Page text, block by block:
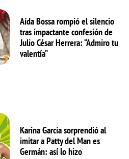
Aída Bossa rompió el silencio
tras impactante confesión de
Julio César Herrera: “Admiro tu
valentía”
Karina García sorprendió al
imitar a Patty del Man es
Germán: así lo hizo